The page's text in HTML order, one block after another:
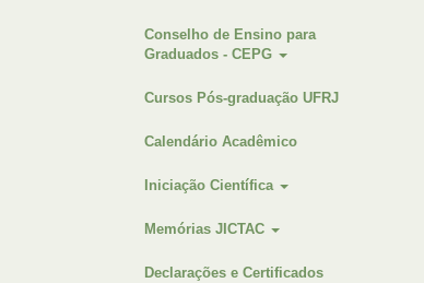
Conselho de Ensino para
Graduados - CEPG
Cursos Pós-graduação UFRJ
Calendário Acadêmico
Iniciação Científica
Memórias JICTAC
Declarações e Certificados